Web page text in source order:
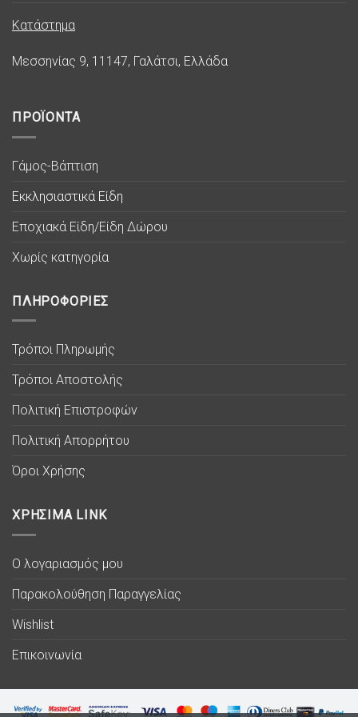
Κατάστημα
Μεσσηνίας 9, 11147, Γαλάτσι, Ελλάδα
ΠΡΟΪΟΝΤΑ
Γάμος-Βάπτιση
Εκκλησιαστικά Είδη
Εποχιακά Είδη/Είδη Δώρου
Χωρίς κατηγορία
ΠΛΗΡΟΦΟΡΙΕΣ
Τρόποι Πληρωμής
Τρόποι Αποστολής
Πολιτική Επιστροφών
Πολιτική Απορρήτου
Όροι Χρήσης
ΧΡΗΣΙΜΑ LINK
Ο λογαριασμός μου
Παρακολούθηση Παραγγελίας
Wishlist
Επικοινωνία